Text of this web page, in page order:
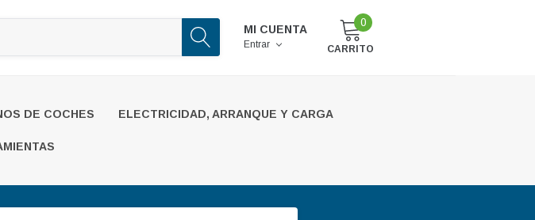
MI CUENTA
Entrar
0
CARRITO
DE COCHES ELECTRICIDAD, ARRANQUE Y CARGA